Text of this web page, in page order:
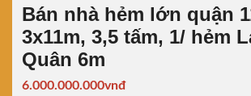
Bán nhà hẻm lớn quận
3x11m, 3,5 tấm, 1/ hẻm
Quân 6m
6.000.000.000vnđ